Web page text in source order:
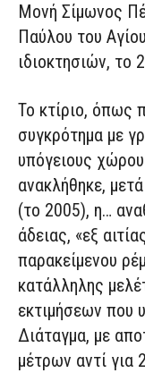
Μονή Σίμωνος
Παύλου του
ιδιοκτησιών, το
Το κτίριο, όπως
συγκρότημα με
υπόγειους
ανακλήθηκε,
(το 2005), η…
άδειας, «εξ
παρακείμενου
κατάλληλης
εκτιμήσεων που
Διάταγμα, με
μέτρων αντί για